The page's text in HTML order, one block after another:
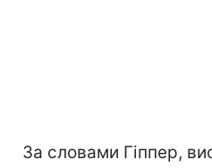
За словами Гіппер,